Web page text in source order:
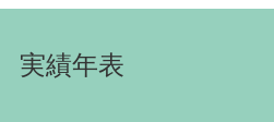
実績年表